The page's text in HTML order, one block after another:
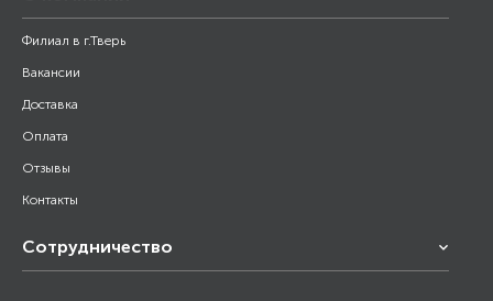
Филиал в г.Тверь
Вакансии
Доставка
Оплата
Отзывы
Контакты
Сотрудничество